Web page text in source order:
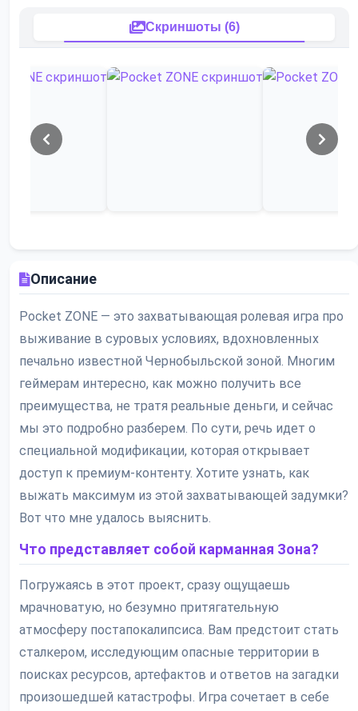
Скриншоты (6)
Описание
Pocket ZONE — это захватывающая ролевая игра про
выживание в суровых условиях, вдохновленных
печально известной Чернобыльской зоной. Многим
геймерам интересно, как можно получить все
преимущества, не тратя реальные деньги, и сейчас
мы это подробно разберем. По сути, речь идет о
специальной модификации, которая открывает
доступ к премиум-контенту. Хотите узнать, как
выжать максимум из этой захватывающей задумки?
Вот что мне удалось выяснить.
Что представляет собой карманная Зона?
Погружаясь в этот проект, сразу ощущаешь
мрачноватую, но безумно притягательную
атмосферу постапокалипсиса. Вам предстоит стать
сталкером, исследующим опасные территории в
поисках ресурсов, артефактов и ответов на загадки
произошедшей катастрофы. Игра сочетает в себе